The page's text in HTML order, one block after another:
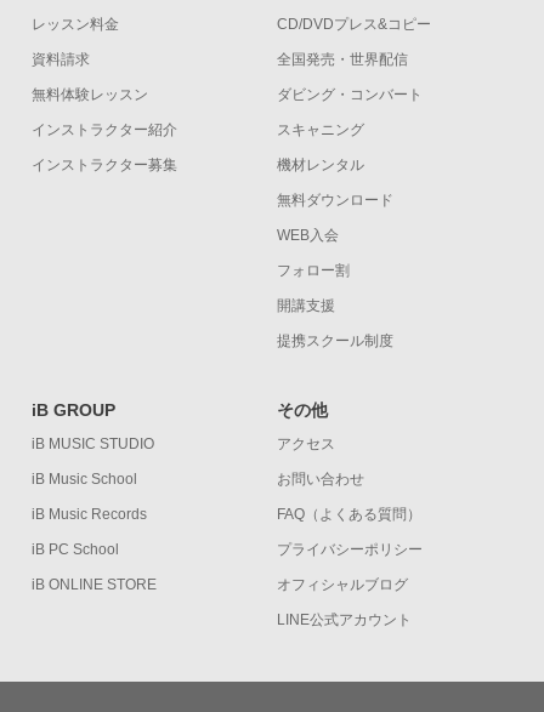
レッスン料金
資料請求
無料体験レッスン
インストラクター紹介
インストラクター募集
CD/DVDプレス&コピー
全国発売・世界配信
ダビング・コンバート
スキャニング
機材レンタル
無料ダウンロード
WEB入会
フォロー割
開講支援
提携スクール制度
iB GROUP
iB MUSIC STUDIO
iB Music School
iB Music Records
iB PC School
iB ONLINE STORE
その他
アクセス
お問い合わせ
FAQ（よくある質問）
プライバシーポリシー
オフィシャルブログ
LINE公式アカウント